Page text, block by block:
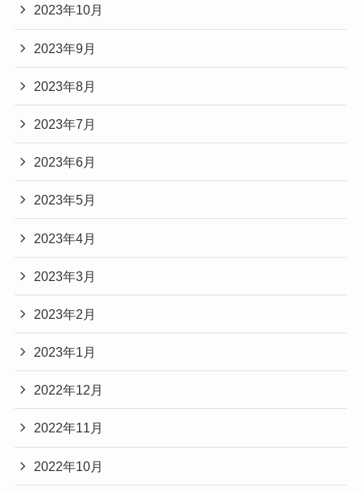
2023年10月
2023年9月
2023年8月
2023年7月
2023年6月
2023年5月
2023年4月
2023年3月
2023年2月
2023年1月
2022年12月
2022年11月
2022年10月